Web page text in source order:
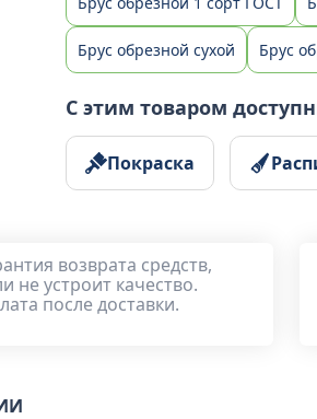
Брус обрезной сухой Брус
С этим товаром
Покраска
возврата средств,
не устроит качество.
после доставки.